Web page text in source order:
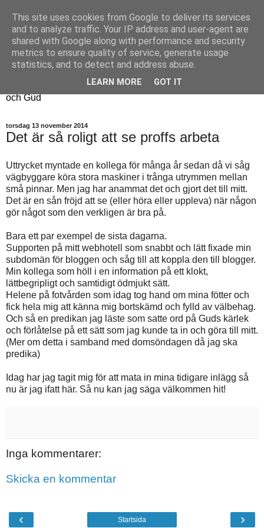
Fyren
Fyren finns för att sprida ljus i mörkret
För att påminna om guldkanterna i tillvaron
Här samsas jakt, hantverk, odling, och andra tankar om livet
och Gud
torsdag 13 november 2014
Det är så roligt att se proffs arbeta
Uttrycket myntade en kollega för många år sedan då vi såg
vägbyggare köra stora maskiner i trånga utrymmen mellan
små pinnar. Men jag har anammat det och gjort det till mitt.
Det är en sån fröjd att se (eller höra eller uppleva) när någon
gör något som den verkligen är bra på.
Bara ett par exempel de sista dagarna.
Supporten på mitt webhotell som snabbt och lätt fixade min
subdomän för bloggen och såg till att koppla den till blogger.
Min kollega som höll i en information på ett klokt,
lättbegripligt och samtidigt ödmjukt sätt.
Helene på fotvården som idag tog hand om mina fötter och
fick hela mig att känna mig bortskämd och fylld av välbehag.
Och så en predikan jag läste som satte ord på Guds kärlek
och förlåtelse på ett sätt som jag kunde ta in och göra till mitt.
(Mer om detta i samband med domsöndagen då jag ska
predika)
Idag har jag tagit mig för att mata in mina tidigare inlägg så
nu är jag ifatt här. Så nu kan jag säga välkommen hit!
Inga kommentarer:
Skicka en kommentar
‹ ›
Startsida
This site uses cookies from Google to deliver its services
and to analyze traffic. Your IP address and user-agent are
shared with Google along with performance and security
metrics to ensure quality of service, generate usage
statistics, and to detect and address abuse.
LEARN MORE GOT IT